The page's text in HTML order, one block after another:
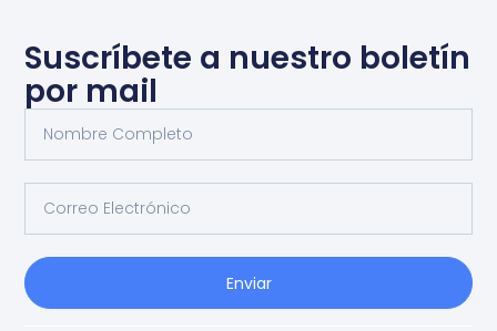
Suscríbete a nuestro boletín
por mail
Enviar